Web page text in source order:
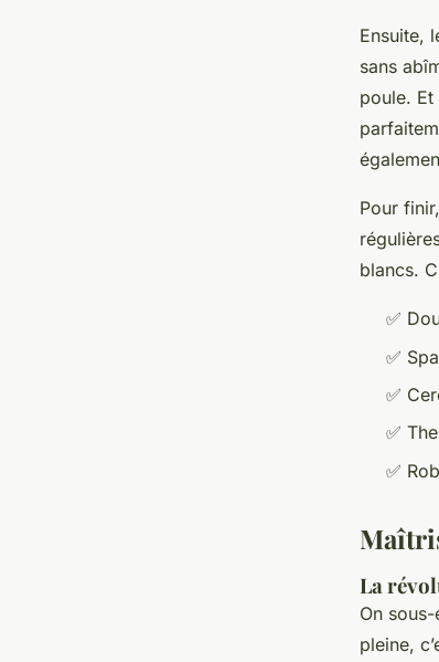
Ensuite,
sans
poule.
Pour
blancs.
✅
✅
✅
✅
✅
La
On
pleine,